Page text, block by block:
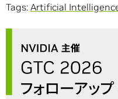
Tags: Artificial